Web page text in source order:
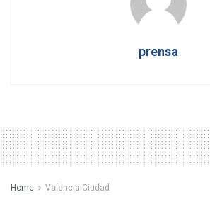
prensa
Home Valencia Ciudad